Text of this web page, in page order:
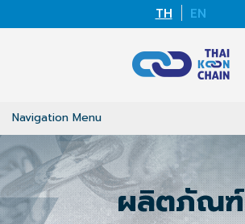
TH EN
Navigation Menu
ผลิตภัณฑ์